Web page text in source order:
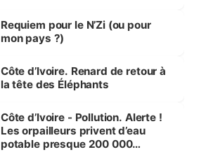
Requiem pour le N’Zi (ou pour
mon pays ?)
Côte d’Ivoire. Renard de retour à
la tête des Éléphants
Côte d’Ivoire - Pollution. Alerte !
Les orpailleurs privent d’eau
potable presque 200 000